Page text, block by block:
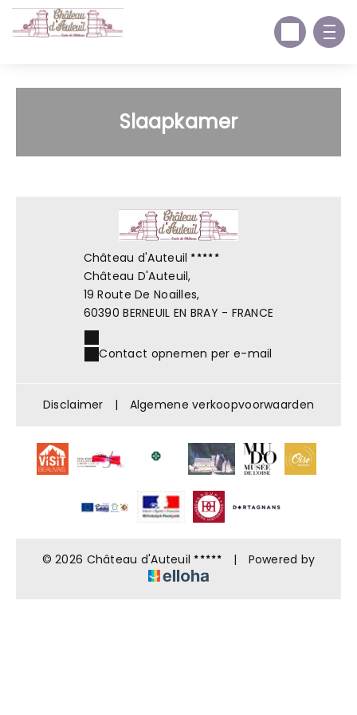
Slaapkamer
Château d'Auteuil
Château D'Auteuil,
19 Route De Noailles,
60390 BERNEUIL EN BRAY - FRANCE
Contact opnemen per e-mail
Disclaimer | Algemene verkoopvoorwaarden
© 2026 Château d'Auteuil | Powered by